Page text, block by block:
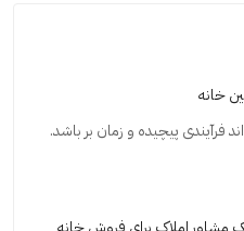
خانه
فرآیندی پیچیده و زمان بر باشد.